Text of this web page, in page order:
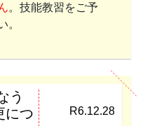
。技能教習をご予
。
う
につ
R6.12.28